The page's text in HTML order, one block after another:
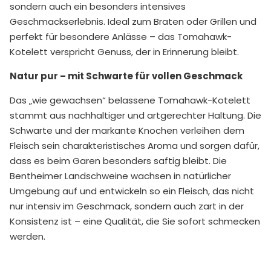
sondern auch ein besonders intensives
Geschmackserlebnis. Ideal zum Braten oder Grillen und
perfekt für besondere Anlässe – das Tomahawk-
Kotelett verspricht Genuss, der in Erinnerung bleibt.
Natur pur – mit Schwarte für vollen Geschmack
Das „wie gewachsen“ belassene Tomahawk-Kotelett
stammt aus nachhaltiger und artgerechter Haltung. Die
Schwarte und der markante Knochen verleihen dem
Fleisch sein charakteristisches Aroma und sorgen dafür,
dass es beim Garen besonders saftig bleibt. Die
Bentheimer Landschweine wachsen in natürlicher
Umgebung auf und entwickeln so ein Fleisch, das nicht
nur intensiv im Geschmack, sondern auch zart in der
Konsistenz ist – eine Qualität, die Sie sofort schmecken
werden.